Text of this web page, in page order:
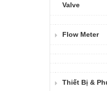
Valve
Flow Meter
Thiết Bị &